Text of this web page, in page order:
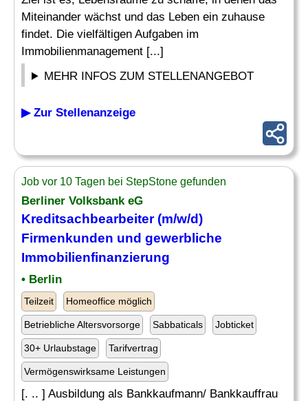
Miteinander wächst und das Leben ein zuhause
findet. Die vielfältigen Aufgaben im
Immobilienmanagement [...]
MEHR INFOS ZUM STELLENANGEBOT
▶ Zur Stellenanzeige
Job vor 10 Tagen bei StepStone gefunden
Berliner Volksbank eG
Kreditsachbearbeiter (m/w/d)
Firmenkunden und gewerbliche
Immobilienfinanzierung
• Berlin
Teilzeit Homeoffice möglich
Betriebliche Altersvorsorge Sabbaticals Jobticket
30+ Urlaubstage Tarifvertrag
Vermögenswirksame Leistungen
[. .. ] Ausbildung als Bankkaufmann/ Bankkauffrau